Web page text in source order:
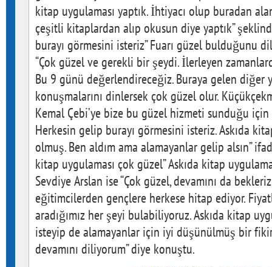
kitap uygulaması yaptık. İhtiyacı olup buradan
çeşitli kitaplardan alıp okusun diye yaptık”
burayı görmesini isteriz” Fuarı güzel bulduğunu
“Çok güzel ve gerekli bir şeydi. İlerleyen
Bu 9 günü değerlendireceğiz. Buraya gelen diğer
konuşmalarını dinlersek çok güzel olur.
Kemal Çebi’ye bize bu güzel hizmeti sunduğu
Herkesin gelip burayı görmesini isteriz. Askıda
olmuş. Ben aldım ama alamayanlar gelip alsın”
kitap uygulaması çok güzel” Askıda kitap
Sevdiye Arslan ise “Çok güzel, devamını da
eğitimcilerden gençlere herkese hitap ediyor.
aradığımız her şeyi bulabiliyoruz. Askıda kitap
isteyip de alamayanlar için iyi düşünülmüş bir
devamını diliyorum” diye konuştu.